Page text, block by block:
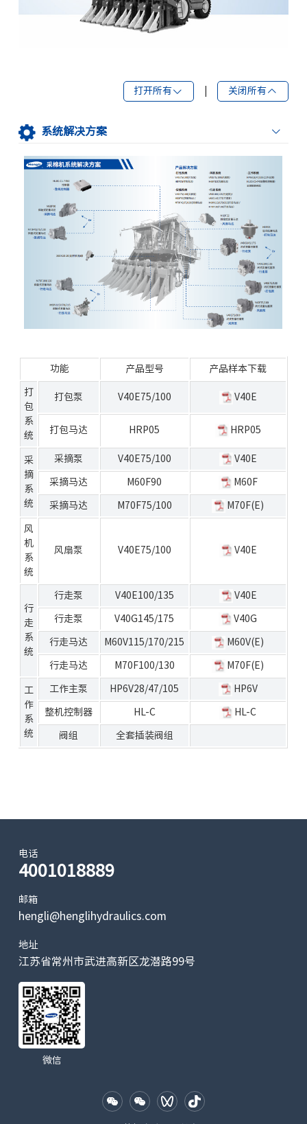
打开所有 关闭所有
系统解决方案
功能 产品型号 产品样本下载
打
包
系
统
打包泵 V40E75/100 V40E
打包马达 HRP05 HRP05
采
摘
系
统
采摘泵 V40E75/100 V40E
采摘马达 M60F90 M60F
采摘马达 M70F75/100 M70F(E)
风
机
系
统
风扇泵 V40E75/100 V40E
行
走
系
统
行走泵 V40E100/135 V40E
行走泵 V40G145/175 V40G
行走马达 M60V115/170/215 M60V(E)
行走马达 M70F100/130 M70F(E)
工
作
系
统
工作主泵 HP6V28/47/105 HP6V
整机控制器 HL-C HL-C
阀组 全套插装阀组
电话
4001018889
邮箱
hengli@henglihydraulics.com
地址
江苏省常州市武进高新区龙潜路99号
微信